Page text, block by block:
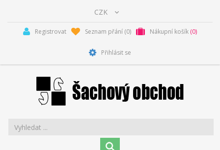
Registrovat Seznam přání (0) Nákupní košík (0)
Přihlásit se